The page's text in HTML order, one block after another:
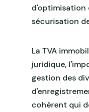
d'optimisation
sécurisation
La TVA
juridique,
gestion des
cohérent qui